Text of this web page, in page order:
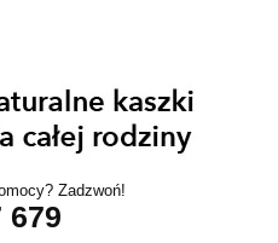
Zadzwoń!
679